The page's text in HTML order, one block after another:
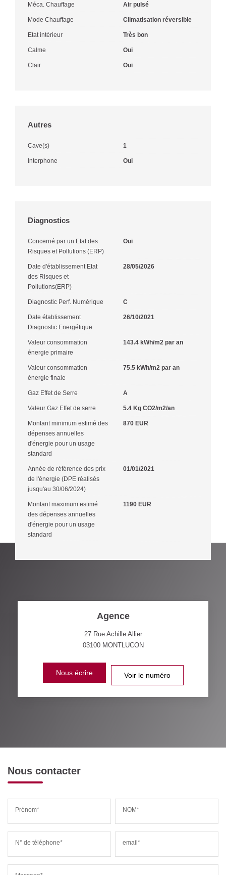
Méca. Chauffage Air pulsé
Mode Chauffage Climatisation réversible
Etat intérieur Très bon
Calme Oui
Clair Oui
Autres
Cave(s) 1
Interphone Oui
Diagnostics
Concerné par un Etat des
Risques et Pollutions (ERP)
Oui
Date d'établissement Etat
des Risques et
Pollutions(ERP)
28/05/2026
Diagnostic Perf. Numérique C
Date établissement
Diagnostic Energétique
26/10/2021
Valeur consommation
énergie primaire
143.4 kWh/m2 par an
Valeur consommation
énergie finale
75.5 kWh/m2 par an
Gaz Effet de Serre A
Valeur Gaz Effet de serre 5.4 Kg CO2/m2/an
Montant minimum estimé des
dépenses annuelles
d'énergie pour un usage
standard
870 EUR
Année de référence des prix
de l'énergie (DPE réalisés
jusqu'au 30/06/2024)
01/01/2021
Montant maximum estimé
des dépenses annuelles
d'énergie pour un usage
standard
1190 EUR
Agence
27 Rue Achille Allier
03100 MONTLUCON
Nous écrire Voir le numéro
Nous contacter
Prénom* NOM*
N° de téléphone* email*